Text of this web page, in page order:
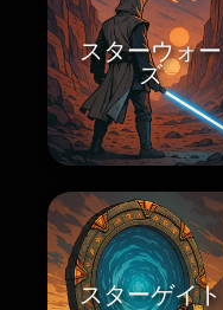
スターウォー
ズ
スターゲイト